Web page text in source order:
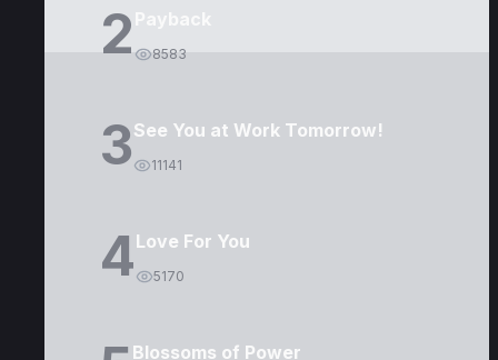
2 8583
3See You at Work Tomorrow!
11141
4Love For You
5170
Blossoms of Power